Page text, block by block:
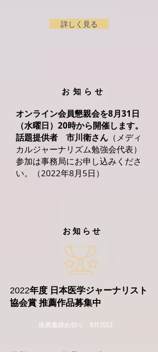
詳しく見る
​お知らせ
オンライン会員懇親会を8月31日
（水曜日）20時から開催します。
話題提供者 市川衛さん （メディ
カルジャーナリズム勉強会代表）
参加は事務局にお申し込みくださ
い。（2022年8月5日）
​推薦書締め切り 8月20日
お知らせ
​2022年度 日本医学ジャーナリスト
協会賞 推薦作品募集中